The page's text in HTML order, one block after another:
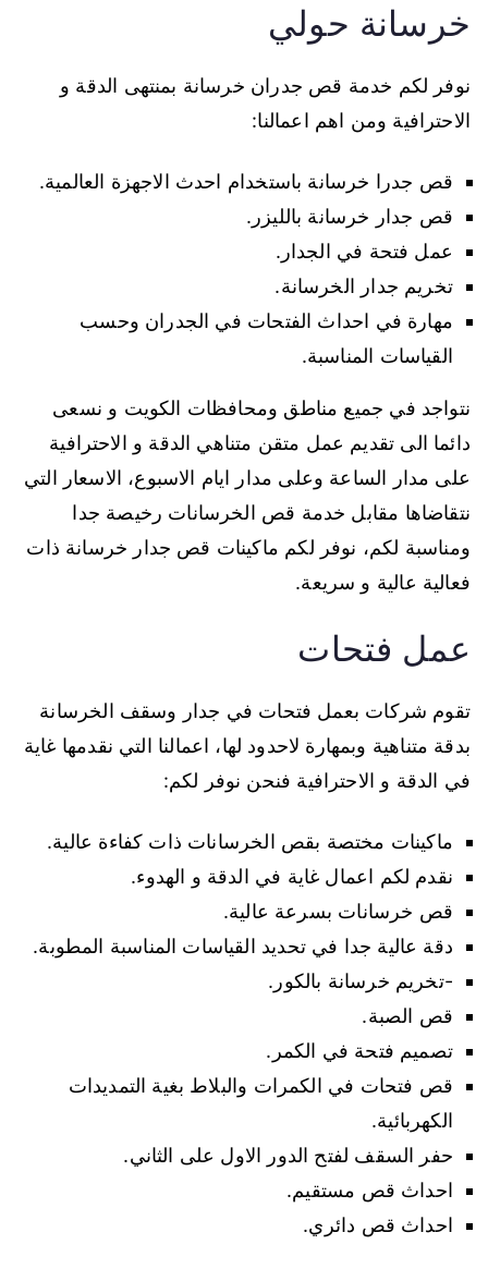
خرسانة حولي
نوفر لكم خدمة قص جدران خرسانة بمنتهى الدقة و
الاحترافية ومن اهم اعمالنا:
قص جدرا خرسانة باستخدام احدث الاجهزة العالمية.
قص جدار خرسانة بالليزر.
عمل فتحة في الجدار.
تخريم جدار الخرسانة.
مهارة في احداث الفتحات في الجدران وحسب
القياسات المناسبة.
نتواجد في جميع مناطق ومحافظات الكويت و نسعى
دائما الى تقديم عمل متقن متناهي الدقة و الاحترافية
على مدار الساعة وعلى مدار ايام الاسبوع، الاسعار التي
نتقاضاها مقابل خدمة قص الخرسانات رخيصة جدا
ومناسبة لكم، نوفر لكم ماكينات قص جدار خرسانة ذات
فعالية عالية و سريعة.
عمل فتحات
تقوم شركات بعمل فتحات في جدار وسقف الخرسانة
بدقة متناهية وبمهارة لاحدود لها، اعمالنا التي نقدمها غاية
في الدقة و الاحترافية فنحن نوفر لكم:
ماكينات مختصة بقص الخرسانات ذات كفاءة عالية.
نقدم لكم اعمال غاية في الدقة و الهدوء.
قص خرسانات بسرعة عالية.
دقة عالية جدا في تحديد القياسات المناسبة المطوبة.
-تخريم خرسانة بالكور.
قص الصبة.
تصميم فتحة في الكمر.
قص فتحات في الكمرات والبلاط بغية التمديدات
الكهربائية.
حفر السقف لفتح الدور الاول على الثاني.
احداث قص مستقيم.
احداث قص دائري.